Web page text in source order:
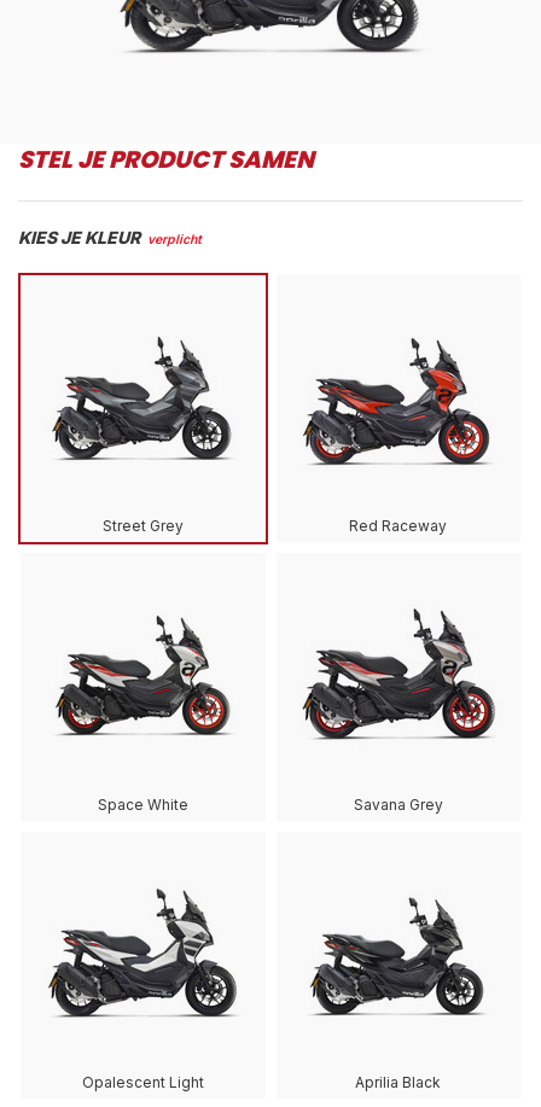
STEL JE PRODUCT SAMEN
KIES JE KLEUR verplicht
Street Grey Red Raceway
Space White Savana Grey
Opalescent Light Aprilia Black